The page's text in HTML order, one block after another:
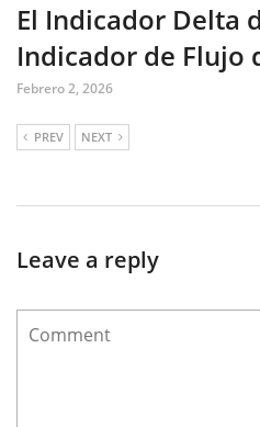
El Indicador Delta
Indicador de Flujo
Febrero 2, 2026
PREV NEXT
Leave a reply